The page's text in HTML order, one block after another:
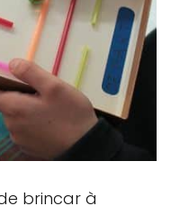
brincar à